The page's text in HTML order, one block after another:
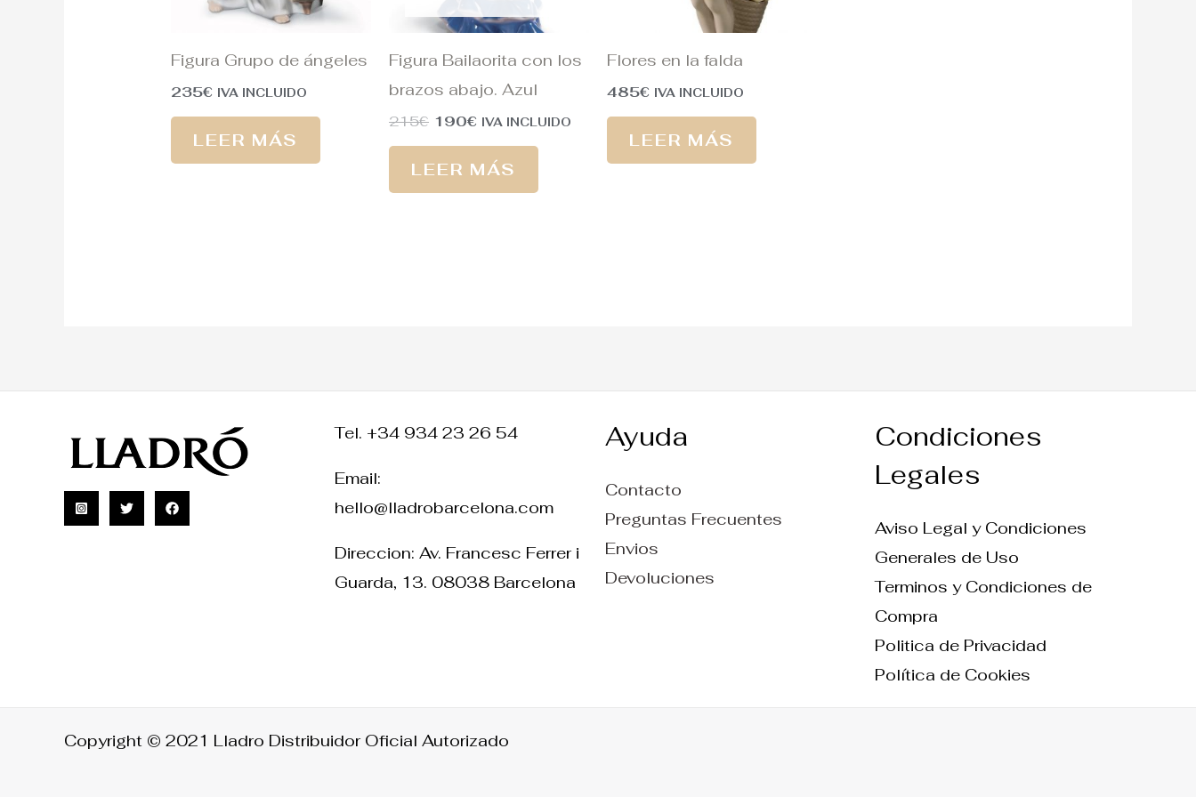
Figura Grupo de ángeles
235€ IVA INCLUIDO
LEER MÁS
Figura Bailaorita con los
brazos abajo. Azul
215€ 190€ IVA INCLUIDO
LEER MÁS
Flores en la falda
485€ IVA INCLUIDO
LEER MÁS
Tel. +34 934 23 26 54
Email:
hello@lladrobarcelona.com
Direccion: Av. Francesc Ferrer i
Guarda, 13. 08038 Barcelona
Ayuda
Contacto
Preguntas Frecuentes
Envios
Devoluciones
Condiciones
Legales
Aviso Legal y Condiciones
Generales de Uso
Terminos y Condiciones de
Compra
Politica de Privacidad
Política de Cookies
Copyright © 2021 Lladro Distribuidor Oficial Autorizado